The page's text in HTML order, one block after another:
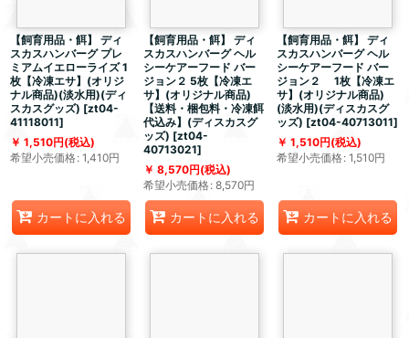
【飼育用品・餌】 ディ
スカスハンバーグ プレ
ミアムイエローライズ 1
枚【冷凍エサ】(オリジ
ナル商品)(淡水用)(ディ
スカスグッズ) [zt04-
41118011]
1,510円(税込)
希望小売価格: 1,410円
カートに入れる
【飼育用品・餌】 ディ
スカスハンバーグ ヘル
シーケアーフード バー
ジョン２ 5枚【冷凍エ
サ】(オリジナル商品)
【送料・梱包料・冷凍餌
代込み】(ディスカスグ
ッズ) [zt04-
40713021]
8,570円(税込)
希望小売価格: 8,570円
カートに入れる
【飼育用品・餌】 ディ
スカスハンバーグ ヘル
シーケアーフード バー
ジョン２ 1枚【冷凍エ
サ】(オリジナル商品)
(淡水用)(ディスカスグ
ッズ) [zt04-40713011]
1,510円(税込)
希望小売価格: 1,510円
カートに入れる